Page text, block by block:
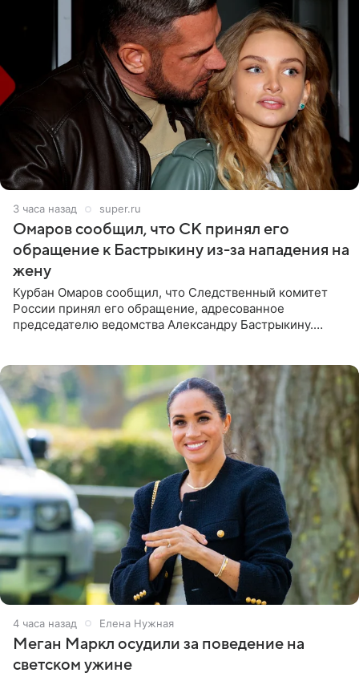
3 часа назад super.ru
Омаров сообщил, что СК принял его
обращение к Бастрыкину из-за нападения на
жену
Курбан Омаров сообщил, что Следственный комитет
России принял его обращение, адресованное
председателю ведомства Александру Бастрыкину.
4 часа назад Елена Нужная
Меган Маркл осудили за поведение на
светском ужине